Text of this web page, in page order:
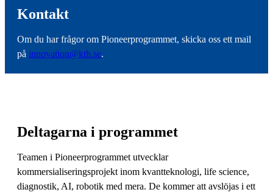
Kontakt
Om du har frågor om Pioneerprogrammet, skicka oss ett mail
på innovation@kth.se.
Deltagarna i programmet
Teamen i Pioneerprogrammet utvecklar
kommersialiseringsprojekt inom kvantteknologi, life science,
diagnostik, AI, robotik med mera. De kommer att avslöjas i ett